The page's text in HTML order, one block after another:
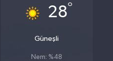
28°
Güneşli
Nem: %48